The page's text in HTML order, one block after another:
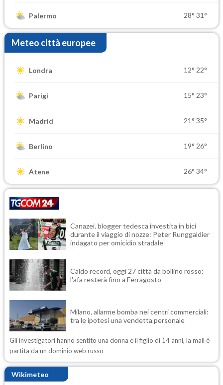
Palermo 28° 31°
Meteo città europee
Londra 12° 22°
Parigi 15° 23°
Madrid 21° 35°
Berlino 19° 26°
Atene 26° 34°
Canazei, blogger tedesca investita in bici
durante il viaggio di nozze: Peter Runggaldier
indagato per omicidio stradale
Caldo record, oggi 27 città da bollino rosso:
l'afa resterà fino a Ferragosto
Milano, allarme bomba nei centri commerciali:
tra le ipotesi una vendetta personale
Gli investigatori hanno sentito una donna e il figlio di 14 anni, la mail è
partita da un dominio web russo
Wikimeteo